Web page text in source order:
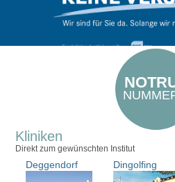
Kliniken
Direkt zum gewünschten Institut
Deggendorf Dingolfing